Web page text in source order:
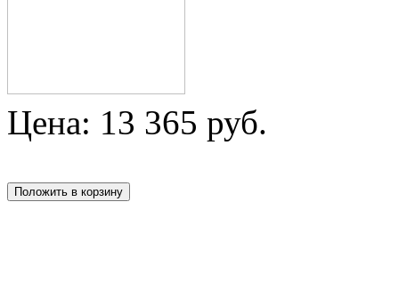
Цена: 13 365 руб.